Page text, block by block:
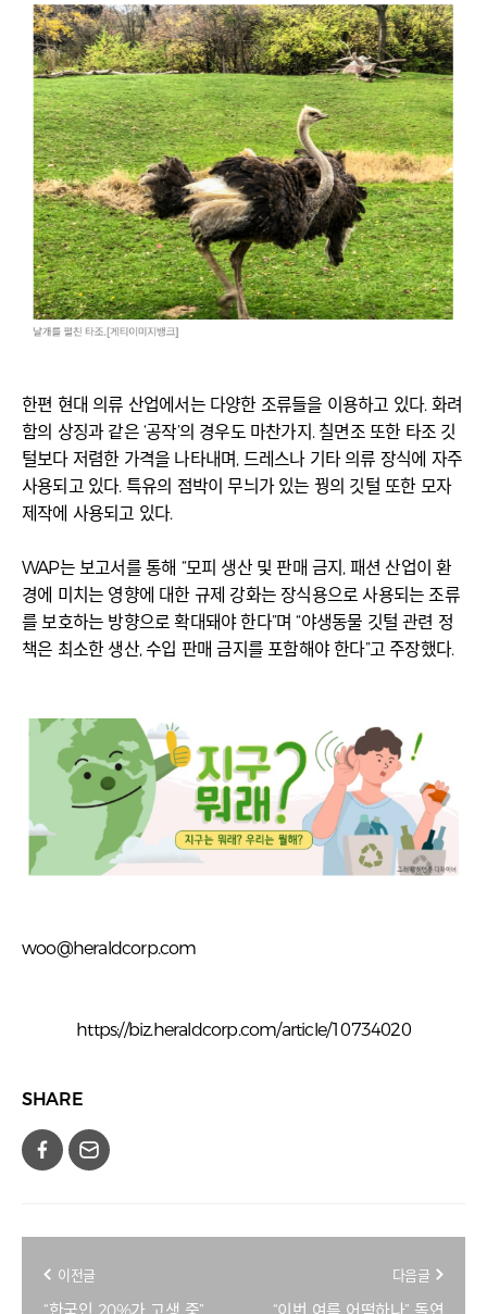
한편 현대 의류 산업에서는 다양한 조류들을 이용하고 있다. 화려
함의 상징과 같은 ‘공작’의 경우도 마찬가지. 칠면조 또한 타조 깃
털보다 저렴한 가격을 나타내며, 드레스나 기타 의류 장식에 자주
사용되고 있다. 특유의 점박이 무늬가 있는 꿩의 깃털 또한 모자
제작에 사용되고 있다.
WAP는 보고서를 통해 “모피 생산 및 판매 금지, 패션 산업이 환
경에 미치는 영향에 대한 규제 강화는 장식용으로 사용되는 조류
를 보호하는 방향으로 확대돼야 한다”며 “야생동물 깃털 관련 정
책은 최소한 생산, 수입 판매 금지를 포함해야 한다”고 주장했다.
woo@heraldcorp.com
https://biz.heraldcorp.com/article/10734020
SHARE
이전글 다음글